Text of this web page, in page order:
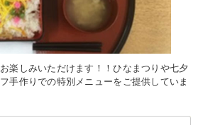
楽しみいただけます！！ひなまつりや七夕
手作りでの特別メニューをご提供していま